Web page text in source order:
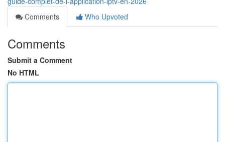
Comments
Who Upvoted
Comments
Submit a Comment
No HTML